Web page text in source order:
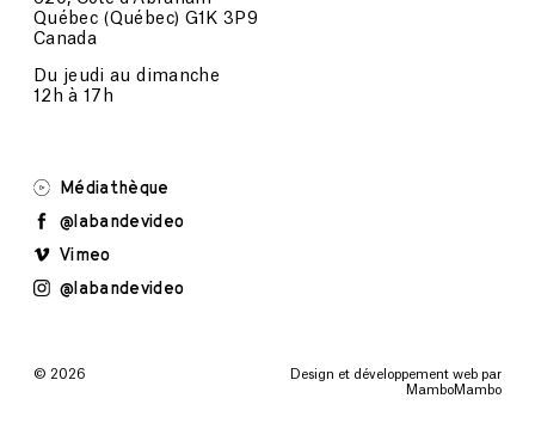
Québec (Québec) G1K 3P9
Canada
Du jeudi au dimanche
12h à 17h
Médiathèque
@labandevideo
Vimeo
@labandevideo
© 2026
Design et développement web par
MamboMambo